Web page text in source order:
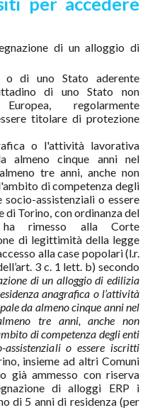
di un alloggio di
o di uno Stato aderente
di uno Stato non
regolarmente
titolare di protezione
o l'attività lavorativa
almeno cinque anni nel
tre anni, anche non
di competenza degli
assistenziali o essere
Torino, con ordinanza del
rimesso alla Corte
di legittimità della legge
alla case popolari (l.r.
3 c. 1 lett. b) secondo
di un alloggio di edilizia
anagrafica o l’attività
da almeno cinque anni nel
tre anni, anche non
di competenza degli enti
assistenziali o essere iscritti
insieme ad altri Comuni
già ammesso con riserva
di alloggi ERP i
di 5 anni di residenza (per